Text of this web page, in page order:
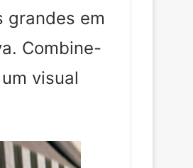
grandes em
Combine-
visual